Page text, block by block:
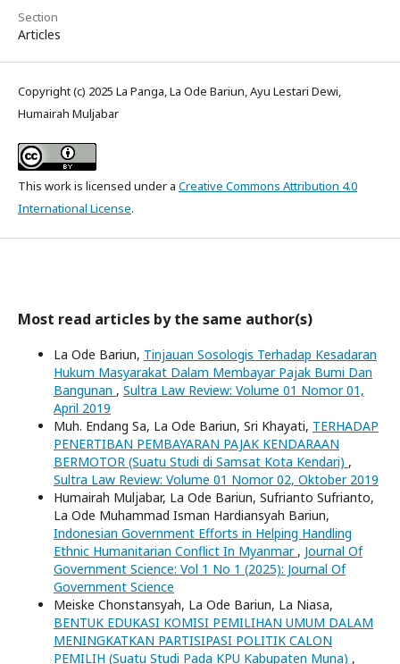
Section
Articles
Copyright (c) 2025 La Panga, La Ode Bariun, Ayu Lestari Dewi,
Humairah Muljabar
This work is licensed under a Creative Commons Attribution 4.0
International License.
Most read articles by the same author(s)
La Ode Bariun, Tinjauan Sosologis Terhadap Kesadaran
Hukum Masyarakat Dalam Membayar Pajak Bumi Dan
Bangunan , Sultra Law Review: Volume 01 Nomor 01,
April 2019
Muh. Endang Sa, La Ode Bariun, Sri Khayati, TERHADAP
PENERTIBAN PEMBAYARAN PAJAK KENDARAAN
BERMOTOR (Suatu Studi di Samsat Kota Kendari) ,
Sultra Law Review: Volume 01 Nomor 02, Oktober 2019
Humairah Muljabar, La Ode Bariun, Sufrianto Sufrianto,
La Ode Muhammad Isman Hardiansyah Bariun,
Indonesian Government Efforts in Helping Handling
Ethnic Humanitarian Conflict In Myanmar , Journal Of
Government Science: Vol 1 No 1 (2025): Journal Of
Government Science
Meiske Chonstansyah, La Ode Bariun, La Niasa,
BENTUK EDUKASI KOMISI PEMILIHAN UMUM DALAM
MENINGKATKAN PARTISIPASI POLITIK CALON
PEMILIH (Suatu Studi Pada KPU Kabupaten Muna) ,